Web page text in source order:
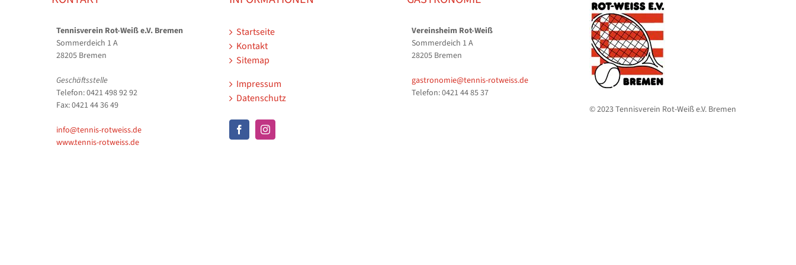
Tennisverein Rot-Weiß e.V. Bremen
Sommerdeich 1 A
28205 Bremen
Geschäftsstelle
Telefon: 0421 498 92 92
Fax: 0421 44 36 49
info@tennis-rotweiss.de
www.tennis-rotweiss.de
Startseite
Kontakt
Sitemap
Impressum
Datenschutz
Vereinsheim Rot-Weiß
Sommerdeich 1 A
28205 Bremen
gastronomie@tennis-rotweiss.de
Telefon: 0421 44 85 37
© 2023 Tennisverein Rot-Weiß e.V. Bremen